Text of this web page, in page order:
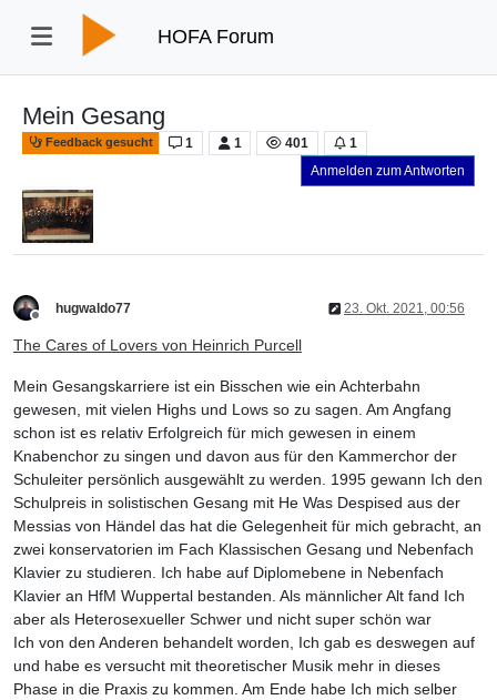
HOFA Forum
Mein Gesang
Feedback gesucht 1 1 401
1
Anmelden zum Antworten
hugwaldo77 23. Okt. 2021, 00:56
The Cares of Lovers von Heinrich Purcell
Mein Gesangskarriere ist ein Bisschen wie ein Achterbahn
gewesen, mit vielen Highs und Lows so zu sagen. Am Angfang
schon ist es relativ Erfolgreich für mich gewesen in einem
Knabenchor zu singen und davon aus für den Kammerchor der
Schuleiter persönlich ausgewählt zu werden. 1995 gewann Ich den
Schulpreis in solistischen Gesang mit He Was Despised aus der
Messias von Händel das hat die Gelegenheit für mich gebracht, an
zwei konservatorien im Fach Klassischen Gesang und Nebenfach
Klavier zu studieren. Ich habe auf Diplomebene in Nebenfach
Klavier an HfM Wuppertal bestanden. Als männlicher Alt fand Ich
aber als Heterosexueller Schwer und nicht super schön war
Ich von den Anderen behandelt worden, Ich gab es deswegen auf
und habe es versucht mit theoretischer Musik mehr in dieses
Phase in die Praxis zu kommen. Am Ende habe Ich mich selber